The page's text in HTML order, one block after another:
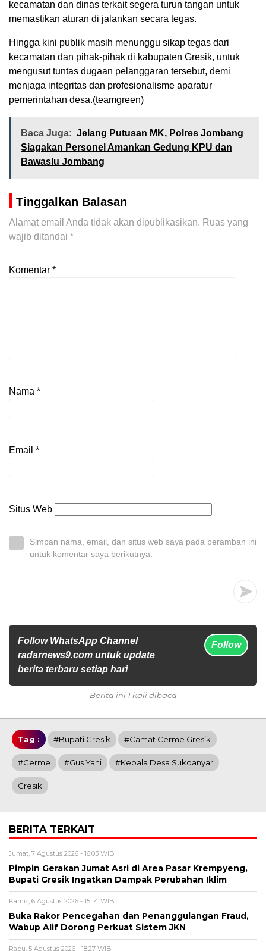
kecamatan dan dinas terkait segera turun tangan untuk
memastikan aturan di jalankan secara tegas.
Hingga kini publik masih menunggu sikap tegas dari
kecamatan dan pihak-pihak di kabupaten Gresik, untuk
mengusut tuntas dugaan pelanggaran tersebut, demi
menjaga integritas dan profesionalisme aparatur
pemerintahan desa.(teamgreen)
Baca Juga: Jelang Putusan MK, Polres Jombang
Siagakan Personel Amankan Gedung KPU dan
Bawaslu Jombang
Tinggalkan Balasan
Alamat email Anda tidak akan dipublikasikan. Ruas yang
wajib ditandai *
Komentar *
Nama *
Email *
Situs Web
Simpan nama, email, dan situs web saya pada peramban ini
untuk komentar saya berikutnya.
Follow WhatsApp Channel
radarnews9.com untuk update
berita terbaru setiap hari
Follow
Berita ini 1 kali dibaca
Tag : #Bupati Gresik #Camat Cerme Gresik
#Cerme #Gus Yani #Kepala Desa Sukoanyar
Gresik
BERITA TERKAIT
Jumat, 7 Agustus 2026 - 16:03 WIB
Pimpin Gerakan Jumat Asri di Area Pasar Krempyeng,
Bupati Gresik Ingatkan Dampak Perubahan Iklim
Kamis, 6 Agustus 2026 - 15:14 WIB
Buka Rakor Pencegahan dan Penanggulangan Fraud,
Wabup Alif Dorong Perkuat Sistem JKN
Rabu, 5 Agustus 2026 - 18:27 WIB